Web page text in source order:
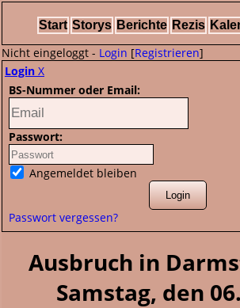
Start Storys Berichte Rezis
Nicht eingeloggt - Login [Registrieren]
Login X
BS-Nummer oder Email:
Passwort:
Angemeldet bleiben
Passwort vergessen?
Ausbruch in
Samstag, den